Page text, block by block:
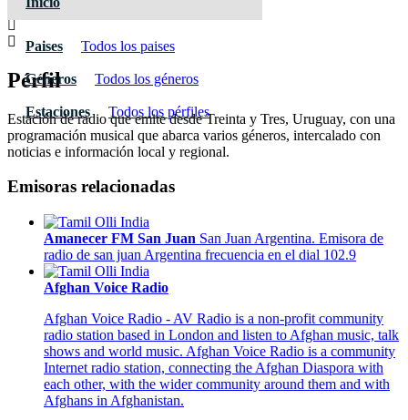
Paises Todos los paises
Géneros Todos los géneros
Estaciones Todos los pérfiles
Pérfil
Estación de radio que emite desde Treinta y Tres, Uruguay, con una
programación musical que abarca varios géneros, intercalado con
noticias e información local y regional.
Emisoras relacionadas
Amanecer FM San Juan San Juan Argentina. Emisora de
radio de san juan Argentina frecuencia en el dial 102.9
Afghan Voice Radio
Afghan Voice Radio - AV Radio is a non-profit community
radio station based in London and listen to Afghan music, talk
shows and world music. Afghan Voice Radio is a community
Internet radio station, connecting the Afghan Diaspora with
each other, with the wider community around them and with
Afghans in Afghanistan.